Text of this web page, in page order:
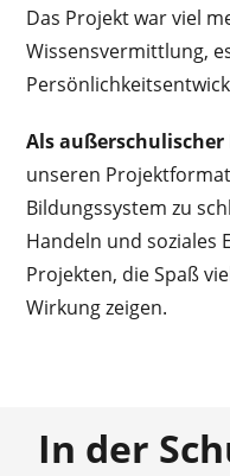
Das Projekt war viel
Wissensvermittlung,
Als
unseren
Bildungssystem zu
Handeln und soziales
Projekten, die Spaß
Wirkung zeigen.
In der